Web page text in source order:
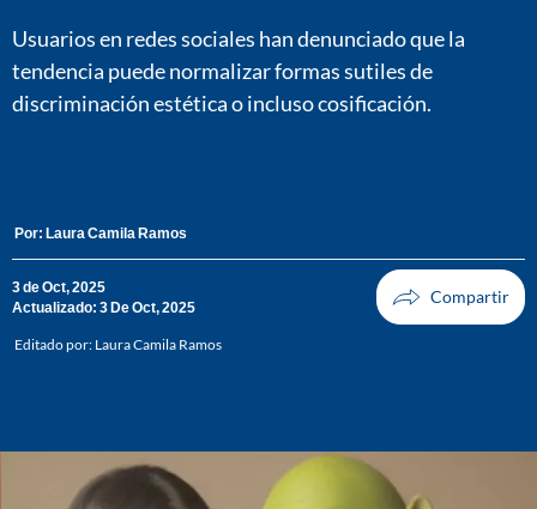
Usuarios en redes sociales han denunciado que la
tendencia puede normalizar formas sutiles de
discriminación estética o incluso cosificación.
Por: Laura Camila Ramos
3 de Oct, 2025
Actualizado: 3 De Oct, 2025
Editado por: Laura Camila Ramos